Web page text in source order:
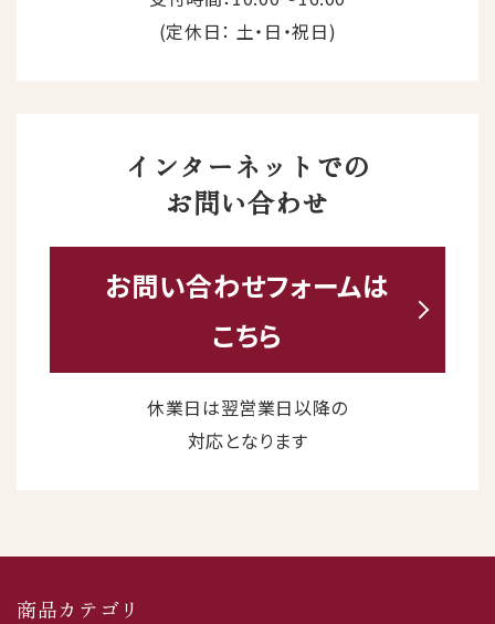
(定休日： 土・日・祝日)
インターネットでの
お問い合わせ
お問い合わせフォームは
こちら
休業日は翌営業日以降の
対応となります
商品カテゴリ